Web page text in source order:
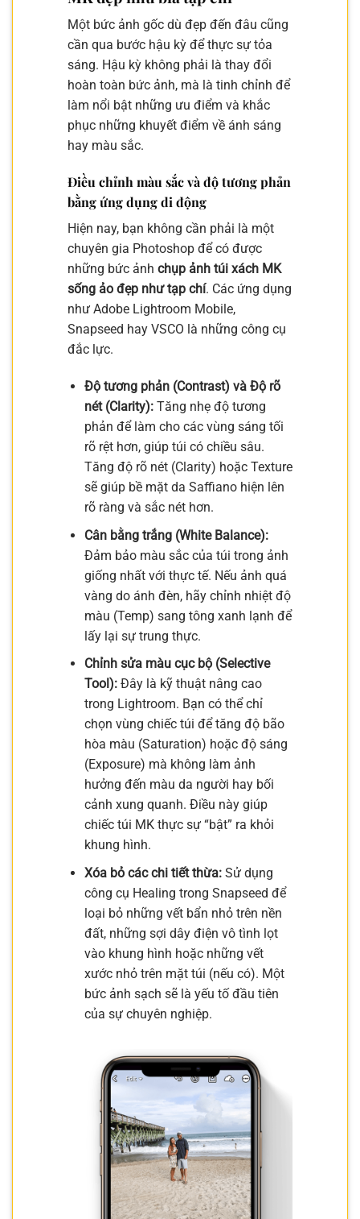
Một bức ảnh gốc dù đẹp đến đâu cũng
cần qua bước hậu kỳ để thực sự tỏa
sáng. Hậu kỳ không phải là thay đổi
hoàn toàn bức ảnh, mà là tinh chỉnh để
làm nổi bật những ưu điểm và khắc
phục những khuyết điểm về ánh sáng
hay màu sắc.
Điều chỉnh màu sắc và độ tương phản
bằng ứng dụng di động
Hiện nay, bạn không cần phải là một
chuyên gia Photoshop để có được
những bức ảnh chụp ảnh túi xách MK
sống ảo đẹp như tạp chí. Các ứng dụng
như Adobe Lightroom Mobile,
Snapseed hay VSCO là những công cụ
đắc lực.
Độ tương phản (Contrast) và Độ rõ
nét (Clarity):Tăng nhẹ độ tương
phản để làm cho các vùng sáng tối
rõ rệt hơn, giúp túi có chiều sâu.
Tăng độ rõ nét (Clarity) hoặc Texture
sẽ giúp bề mặt da Saffiano hiện lên
rõ ràng và sắc nét hơn.
Cân bằng trắng (White Balance):
Đảm bảo màu sắc của túi trong ảnh
giống nhất với thực tế. Nếu ảnh quá
vàng do ánh đèn, hãy chỉnh nhiệt độ
màu (Temp) sang tông xanh lạnh để
lấy lại sự trung thực.
Chỉnh sửa màu cục bộ (Selective
Tool):Đây là kỹ thuật nâng cao
trong Lightroom. Bạn có thể chỉ
chọn vùng chiếc túi để tăng độ bão
hòa màu (Saturation) hoặc độ sáng
(Exposure) mà không làm ảnh
hưởng đến màu da người hay bối
cảnh xung quanh. Điều này giúp
chiếc túi MK thực sự “bật” ra khỏi
khung hình.
Xóa bỏ các chi tiết thừa:Sử dụng
công cụ Healing trong Snapseed để
loại bỏ những vết bẩn nhỏ trên nền
đất, những sợi dây điện vô tình lọt
vào khung hình hoặc những vết
xước nhỏ trên mặt túi (nếu có). Một
bức ảnh sạch sẽ là yếu tố đầu tiên
của sự chuyên nghiệp.